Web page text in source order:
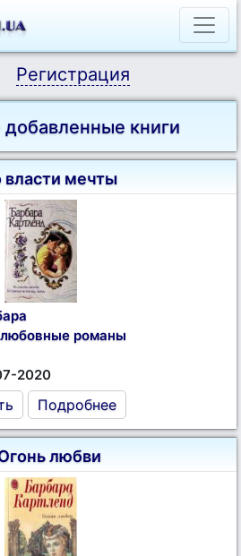
Регистрация
книги
власти мечты
романы
2020
Подробнее
любви